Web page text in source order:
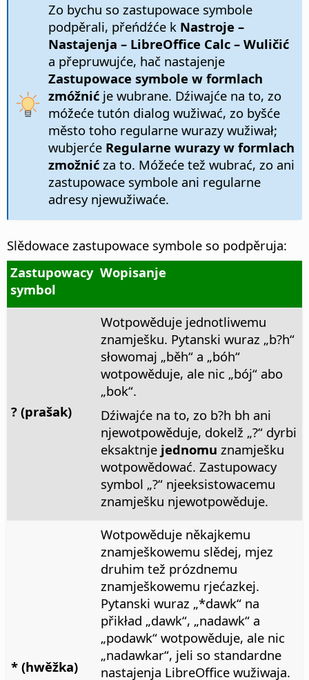
Zo bychu so zastupowace symbole
podpěrali, přeńdźće k Nastroje –
Nastajenja – LibreOffice Calc – Wuličić
a přepruwujće, hač nastajenje
Zastupowace symbole w formlach
zmóžnićje wubrane. Dźiwajće na to, zo
móžeće tutón dialog wužiwać, zo byšće
město toho regularne wurazy wužiwał;
wubjerće Regularne wurazy w formlach
zmožnićza to. Móžeće tež wubrać, zo ani
zastupowace symbole ani regularne
adresy njewužiwaće.
Slědowace zastupowace symbole so podpěruja:
Zastupowacy
symbol
Wopisanje
? (prašak)
Wotpowěduje jednotliwemu
znamješku. Pytanski wuraz „b?h“
słowomaj „běh“ a „bóh“
wotpowěduje, ale nic „bój“ abo
„bok“.
Dźiwajće na to, zo b?h bh ani
njewotpowěduje, dokelž „?“ dyrbi
eksaktnje jednomu znamješku
wotpowědować. Zastupowacy
symbol „?“ njeeksistowacemu
znamješku njewotpowěduje.
* (hwěžka)
Wotpowěduje někajkemu
znamješkowemu slědej, mjez
druhim tež prózdnemu
znamješkowemu rjećazkej.
Pytanski wuraz „*dawk“ na
přikład „dawk“, „nadawk“ a
„podawk“ wotpowěduje, ale nic
„nadawkar“, jeli so standardne
nastajenja LibreOffice wužiwaja.